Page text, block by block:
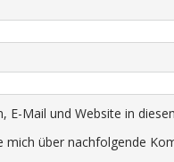
E-Mail und Website in
mich über nachfolgende